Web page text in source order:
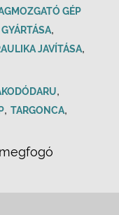
GÉP
,
JAVÍTÁSA,
,
, TARGONCA,